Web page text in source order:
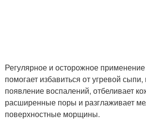
Регулярное и осторожное
помогает избавиться от угревой
появление воспалений, отбеливает
расширенные поры и разглаживает
поверхностные морщины.